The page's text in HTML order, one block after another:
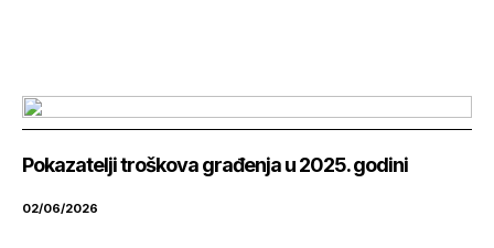
Pokazatelji troškova građenja u 2025. godini
02/06/2026